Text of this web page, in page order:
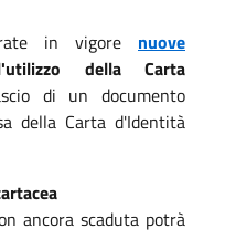
in vigore nuove
della Carta
di un documento
della Carta d'Identità
ancora scaduta potrà